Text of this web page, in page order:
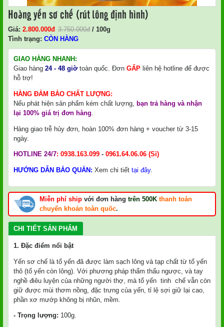
Hoàng yến sơ chế (rút lông định hình)
Giá: 2.800.000Đ 3.750.000đ / 100g
Tình trạng: CÒN HÀNG
GIAO HÀNG NHANH:
Giao hàng 24 - 48 giờtoàn quốc. Đơn GẤP liên hệ hotline để được
hỗ trợ!
HÀNG ĐẢM BẢO CHẤT LƯỢNG:
Nếu phát hiện sản phẩm kém chất lượng,
bạn trả hàng và nhận
lại 100% giá trị đơn hàng
Hàng giao trễ hủy đơn, hoàn 100% đơn hàng + voucher từ 3-15
ngày.
HOTLINE 24/7: 0938.163.099 - 0961.64.06.06 (Sỉ)
HƯỚNG DẪN BẢO QUẢN: Xem chi tiết tại đây.
Miễn phí ship với đơn hàng trên 500K thanh toán
chuyển khoản toàn quốc.
CHI TIẾT SẢN PHẨM
1. Đặc điểm nổi bật
Yến sơ chế là tổ yến đã được làm sạch lông và tạp chất từ tổ yến
thô (tổ yến còn lông). Với phương pháp thẩm thấu ngược, và tay
nghề điêu luyện của những người thợ, mà tổ yến tinh chế vẫn còn
giữ được mùi thơm nồng, đặc trưng của yến, tỉ lệ sợi giữ lại cao,
phần xơ mướp không bị nhũn, mềm.
- Trọng lượng: 100g.